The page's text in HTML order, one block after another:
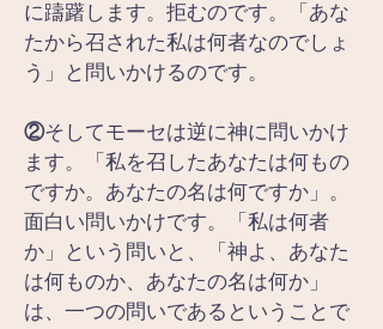
に躊躇します。拒むのです。「あな
たから召された私は何者なのでしょ
う」と問いかけるのです。
②そしてモーセは逆に神に問いかけ
ます。「私を召したあなたは何もの
ですか。あなたの名は何ですか」。
面白い問いかけです。「私は何者
か」という問いと、「神よ、あなた
は何ものか、あなたの名は何か」
は、一つの問いであるということで